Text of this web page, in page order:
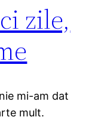
zile,
mi-am dat
mult.